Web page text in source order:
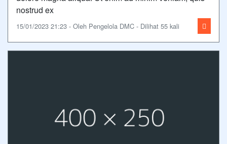
nostrud ex
15/01/2023 21:23 - Oleh Pengelola DMC - Dilihat 55 kali